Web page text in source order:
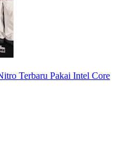
Terbaru Pakai Intel Core